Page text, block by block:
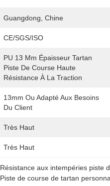
Guangdong, Chine
CE/SGS/ISO
PU 13 Mm Épaisseur Tartan
Piste De Course Haute
Résistance À La Traction
13mm Ou Adapté Aux Besoins
Du Client
Très Haut
Très Haut
Résistance aux intempéries piste
Piste de course de tartan